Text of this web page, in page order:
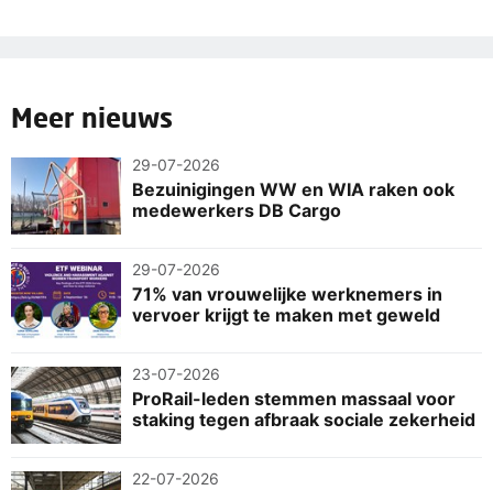
Meer nieuws
29-07-2026
Bezuinigingen WW en WIA raken ook
medewerkers DB Cargo
29-07-2026
71% van vrouwelijke werknemers in
vervoer krijgt te maken met geweld
23-07-2026
ProRail-leden stemmen massaal voor
staking tegen afbraak sociale zekerheid
22-07-2026